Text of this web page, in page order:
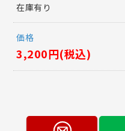
在庫有り
価格
3,200円(税込)